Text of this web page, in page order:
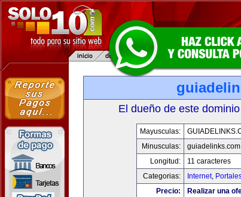
El dueño de este
Mayusculas:
Minusculas:
guiadelinks.com
Longitud:
11 caracteres
Categorias:
Internet,
Precio:
Realizar una